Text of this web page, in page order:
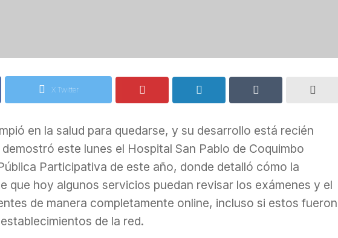
X Twitter
en la salud para quedarse, y su desarrollo está recién
este lunes el Hospital San Pablo de Coquimbo
Participativa de este año, donde detalló cómo la
que hoy algunos servicios puedan revisar los exámenes y el
de manera completamente online, incluso si estos fueron
de la red.